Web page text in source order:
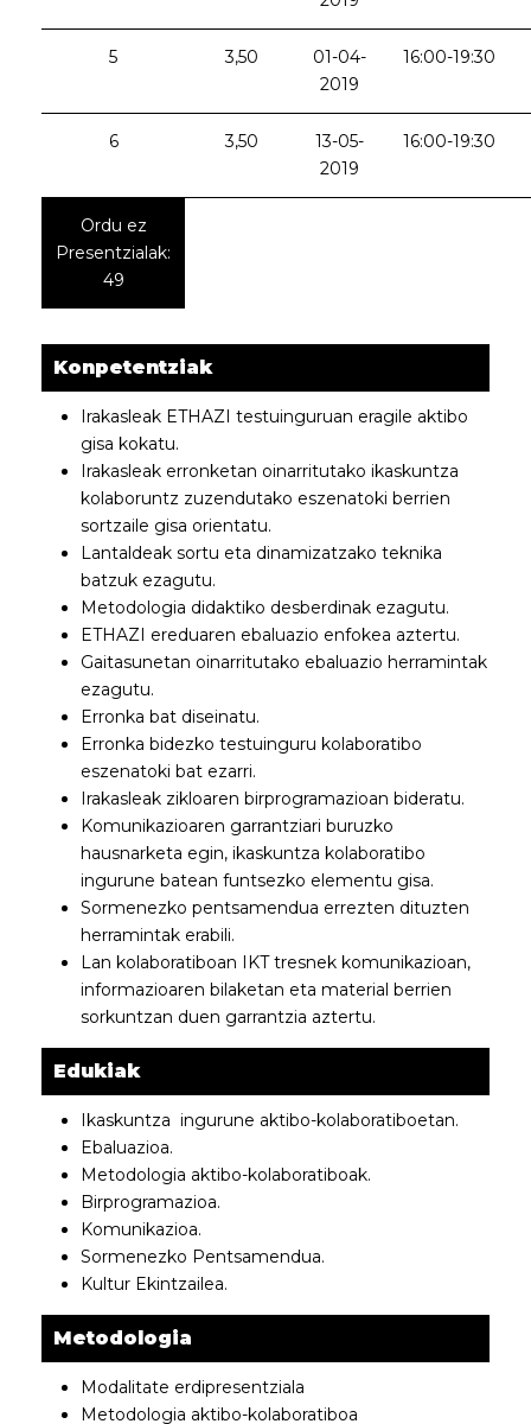
5 3,50
01-04-
2019
16:00-19:30
6 3,50
13-05-
2019
16:00-19:30
Ordu ez
Presentzialak:
49
Konpetentziak
Irakasleak ETHAZI testuinguruan eragile aktibo
gisa kokatu.
Irakasleak erronketan oinarritutako ikaskuntza
kolaboruntz zuzendutako eszenatoki berrien
sortzaile gisa orientatu.
Lantaldeak sortu eta dinamizatzako teknika
batzuk ezagutu.
Metodologia didaktiko desberdinak ezagutu.
ETHAZI ereduaren ebaluazio enfokea aztertu.
Gaitasunetan oinarritutako ebaluazio herramintak
ezagutu.
Erronka bat diseinatu.
Erronka bidezko testuinguru kolaboratibo
eszenatoki bat ezarri.
Irakasleak zikloaren birprogramazioan bideratu.
Komunikazioaren garrantziari buruzko
hausnarketa egin, ikaskuntza kolaboratibo
ingurune batean funtsezko elementu gisa.
Sormenezko pentsamendua errezten dituzten
herramintak erabili.
Lan kolaboratiboan IKT tresnek komunikazioan,
informazioaren bilaketan eta material berrien
sorkuntzan duen garrantzia aztertu.
Edukiak
Ikaskuntza ingurune aktibo-kolaboratiboetan.
Ebaluazioa.
Metodologia aktibo-kolaboratiboak.
Birprogramazioa.
Komunikazioa.
Sormenezko Pentsamendua.
Kultur Ekintzailea.
Metodologia
Modalitate erdipresentziala
Metodologia aktibo-kolaboratiboa